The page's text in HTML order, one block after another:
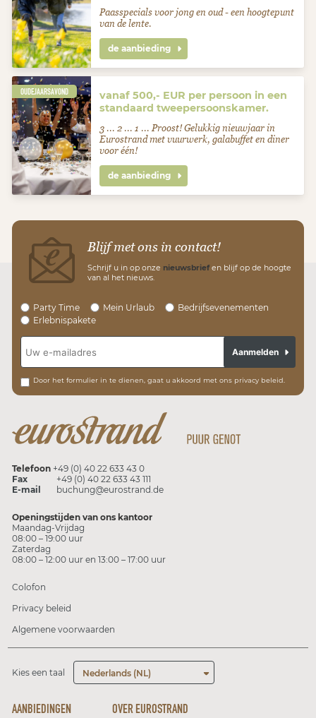
Paasspecials voor jong en oud - een hoogtepunt
van de lente.
de aanbieding
OUDEJAARSAVOND
vanaf 500,- EUR per persoon in een
standaard tweepersoonskamer.
3 ... 2 ... 1 ... Proost! Gelukkig nieuwjaar in
Eurostrand met vuurwerk, galabuffet en diner
voor één!
de aanbieding
Blijf met ons in contact!
Schrijf u in op onze nieuwsbriefen blijf op de hoogte
van al het nieuws.
Party Time Mein Urlaub
Bedrijfsevenementen
Erlebnispakete
Door het formulier in te dienen, gaat u akkoord met ons privacy beleid.
Aanmelden
Telefoon +49 (0) 40 22 633 43 0
Fax
+49 (0) 40 22 633 43 111
E-mail
buchung@eurostrand.de
Openingstijden van ons kantoor
Maandag-Vrijdag
08:00 – 19:00 uur
Zaterdag
08:00 – 12:00 uur en 13:00 – 17:00 uur
Colofon
Privacy beleid
Algemene voorwaarden
Kies een taal Nederlands (NL)
AANBIEDINGEN OVER EUROSTRAND